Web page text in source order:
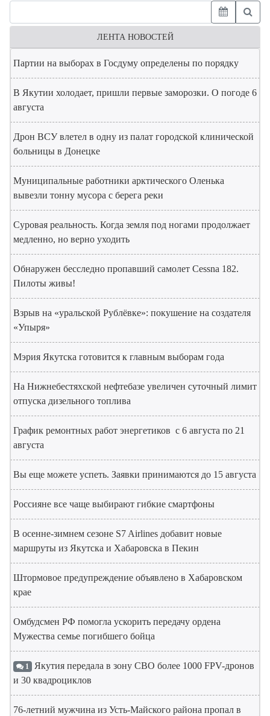
ЛЕНТА НОВОСТЕЙ
Партии на выборах в Госдуму определены по порядку
В Якутии холодает, пришли первые заморозки. О погоде 6
августа
Дрон ВСУ влетел в одну из палат городской клинической
больницы в Донецке
Муниципальные работники арктического Оленька
вывезли тонну мусора с берега реки
Суровая реальность. Когда земля под ногами продолжает
медленно, но верно уходить
Обнаружен бесследно пропавший самолет Cessna 182.
Пилоты живы!
Взрыв на «уральской Рублёвке»: покушение на создателя
«Упыря»
Мэрия Якутска готовится к главным выборам года
На Нижнебестяхской нефтебазе увеличен суточный лимит
отпуска дизельного топлива
График ремонтных работ энергетиков с 6 августа по 21
августа
Вы еще можете успеть. Заявки принимаются до 15 августа
Россияне все чаще выбирают гибкие смартфоны
В осенне-зимнем сезоне S7 Airlines добавит новые
маршруты из Якутска и Хабаровска в Пекин
Штормовое предупреждение объявлено в Хабаровском
крае
Омбудсмен РФ помогла ускорить передачу ордена
Мужества семье погибшего бойца
1 Якутия передала в зону СВО более 1000 FPV-дронов
и 30 квадроциклов
76-летний мужчина из Усть-Майского района пропал в